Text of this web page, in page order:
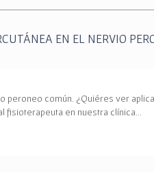
EN EL NERVIO
peroneo común. ¿Quiéres ver
fisioterapeuta en nuestra clínica…